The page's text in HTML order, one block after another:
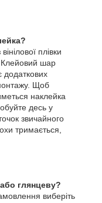
плівки
Клейовий шар
додаткових
Щоб
наклейка
десь у
звичайного
тримається,
глянцеву?
виберіть